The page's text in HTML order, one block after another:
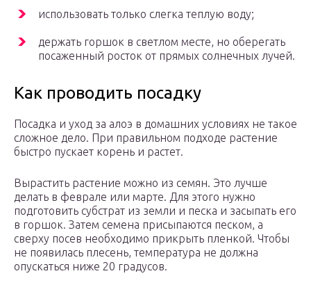
использовать только слегка теплую воду;
держать горшок в светлом месте, но оберегать
посаженный росток от прямых солнечных лучей.
Как проводить посадку
Посадка и уход за алоэ в домашних условиях не такое
сложное дело. При правильном подходе растение
быстро пускает корень и растет.
Вырастить растение можно из семян. Это лучше
делать в феврале или марте. Для этого нужно
подготовить субстрат из земли и песка и засыпать его
в горшок. Затем семена присыпаются песком, а
сверху посев необходимо прикрыть пленкой. Чтобы
не появилась плесень, температура не должна
опускаться ниже 20 градусов.